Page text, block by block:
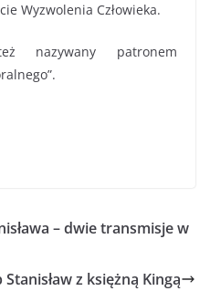
Wyzwolenia Człowieka.
nazywany patronem
– dwie transmisje w
Stanisław z księżną Kingą